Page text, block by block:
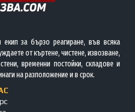
за бързо реагиране, във всяка
от къртене, чистене, извозване,
временни постойки, складове и
на разположение и в срок.